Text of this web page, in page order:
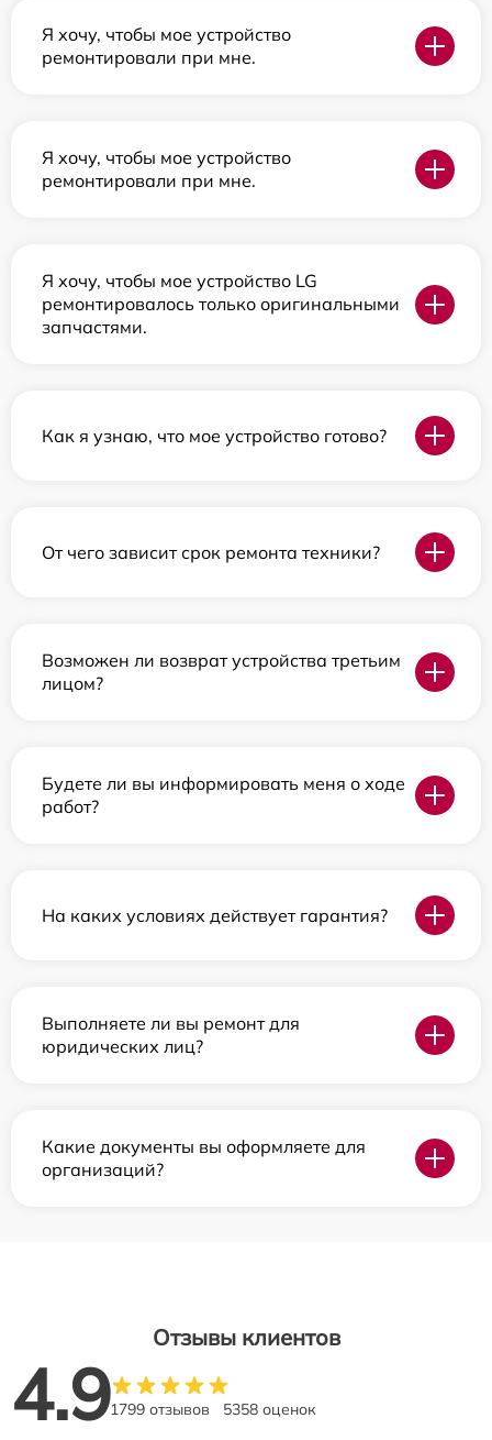
Я хочу, чтобы мое устройство
ремонтировали при мне.
Я хочу, чтобы мое устройство
ремонтировали при мне.
Я хочу, чтобы мое устройство LG
ремонтировалось только оригинальными
запчастями.
Как я узнаю, что мое устройство готово?
От чего зависит срок ремонта техники?
Возможен ли возврат устройства третьим
лицом?
Будете ли вы информировать меня о ходе
работ?
На каких условиях действует гарантия?
Выполняете ли вы ремонт для
юридических лиц?
Какие документы вы оформляете для
организаций?
Отзывы клиентов
4.91799 отзывов 5358 оценок